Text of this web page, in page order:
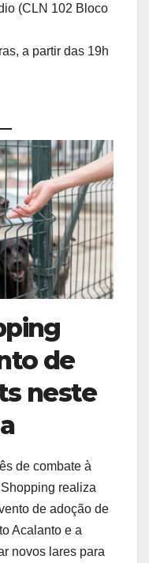
(CLN 102 Bloco
a partir das 19h
de
neste
de combate à
realiza
de adoção de
Acalanto e a
novos lares para